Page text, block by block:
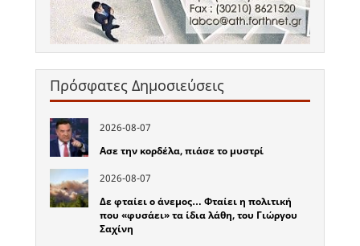
Πρόσφατες Δημοσιεύσεις
2026-08-07
Ασε την κορδέλα, πιάσε το μυστρί
2026-08-07
Δε φταίει ο άνεμος… Φταίει η πολιτική
που «φυσάει» τα ίδια λάθη, του Γιώργου
Σαχίνη